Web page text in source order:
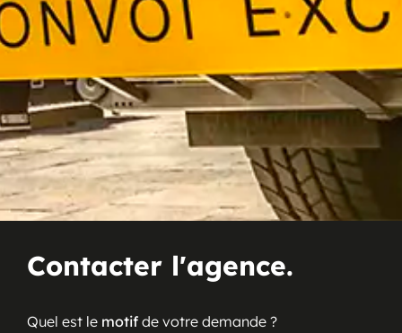
Contacter l'agence.
Quel est le motif de votre demande ?